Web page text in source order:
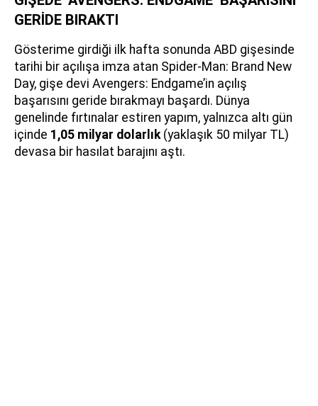
GERİDE BIRAKTI
Gösterime girdiği ilk hafta sonunda ABD gişesinde
tarihi bir açılışa imza atan Spider-Man: Brand New
Day, gişe devi Avengers: Endgame’in açılış
başarısını geride bırakmayı başardı. Dünya
genelinde fırtınalar estiren yapım, yalnızca altı gün
içinde 1,05 milyar dolarlık (yaklaşık 50 milyar TL)
devasa bir hasılat barajını aştı.